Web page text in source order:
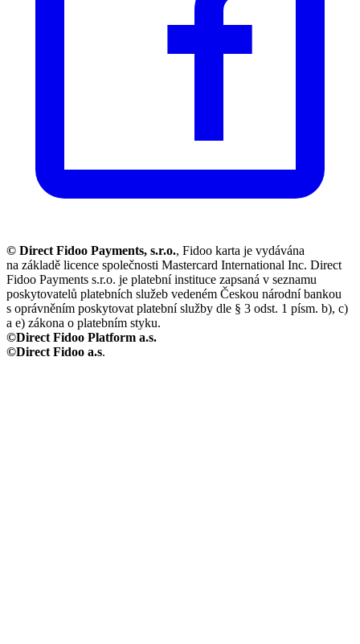
© Direct Fidoo Payments, s.r.o., Fidoo karta je vydávána
na základě licence společnosti Mastercard International Inc. Direct
Fidoo Payments s.r.o. je platební instituce zapsaná v seznamu
poskytovatelů platebních služeb vedeném Českou národní bankou
s oprávněním poskytovat platební služby dle § 3 odst. 1 písm. b), c)
a e) zákona o platebním styku.
©Direct Fidoo Platform a.s.
©Direct Fidoo a.s.